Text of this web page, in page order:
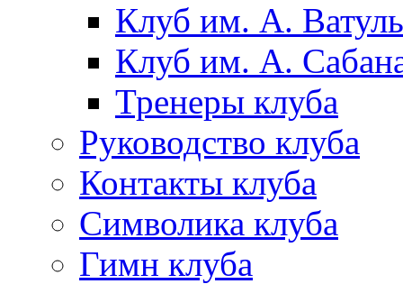
Клуб им. А.
Клуб им. А.
Тренеры клуба
Руководство клуба
Контакты клуба
Символика клуба
Гимн клуба